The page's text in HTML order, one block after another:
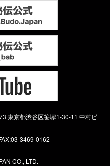
東京都渋谷区笹塚1-30-11 中村ビ
3469-0162
CO., LTD.